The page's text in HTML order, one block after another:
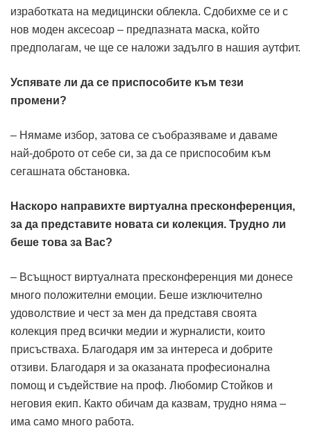
изработката на медицински облекла. Сдобихме се и с
нов моден аксесоар – предпазната маска, който
предполагам, че ще се наложи задълго в нашия аутфит.
Успявате ли да се приспособите към тези
промени?
– Нямаме избор, затова се съобразяваме и даваме
най-доброто от себе си, за да се приспособим към
сегашната обстановка.
Наскоро направихте виртуална пресконференция,
за да представите новата си колекция. Трудно ли
беше това за Вас?
– Всъщност виртуалната пресконференция ми донесе
много положителни емоции. Беше изключително
удоволствие и чест за мен да представя своята
колекция пред всички медии и журналисти, които
присъстваха. Благодаря им за интереса и добрите
отзиви. Благодаря и за оказаната професионална
помощ и съдействие на проф. Любомир Стойков и
неговия екип. Както обичам да казвам, трудно няма –
има само много работа.